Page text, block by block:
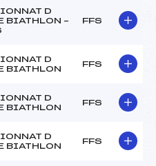
D
BIATHLON –
FFS
D
BIATHLON
FFS
D
BIATHLON
FFS
D
BIATHLON
FFS